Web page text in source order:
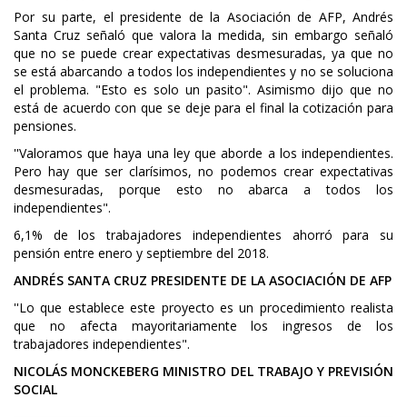
Por su parte, el presidente de la Asociación de AFP, Andrés
Santa Cruz señaló que valora la medida, sin embargo señaló
que no se puede crear expectativas desmesuradas, ya que no
se está abarcando a todos los independientes y no se soluciona
el problema. "Esto es solo un pasito". Asimismo dijo que no
está de acuerdo con que se deje para el final la cotización para
pensiones.
''Valoramos que haya una ley que aborde a los independientes.
Pero hay que ser clarísimos, no podemos crear expectativas
desmesuradas, porque esto no abarca a todos los
independientes".
6,1% de los trabajadores independientes ahorró para su
pensión entre enero y septiembre del 2018.
ANDRÉS SANTA CRUZ PRESIDENTE DE LA ASOCIACIÓN DE AFP
''Lo que establece este proyecto es un procedimiento realista
que no afecta mayoritariamente los ingresos de los
trabajadores independientes".
NICOLÁS MONCKEBERG MINISTRO DEL TRABAJO Y PREVISIÓN
SOCIAL